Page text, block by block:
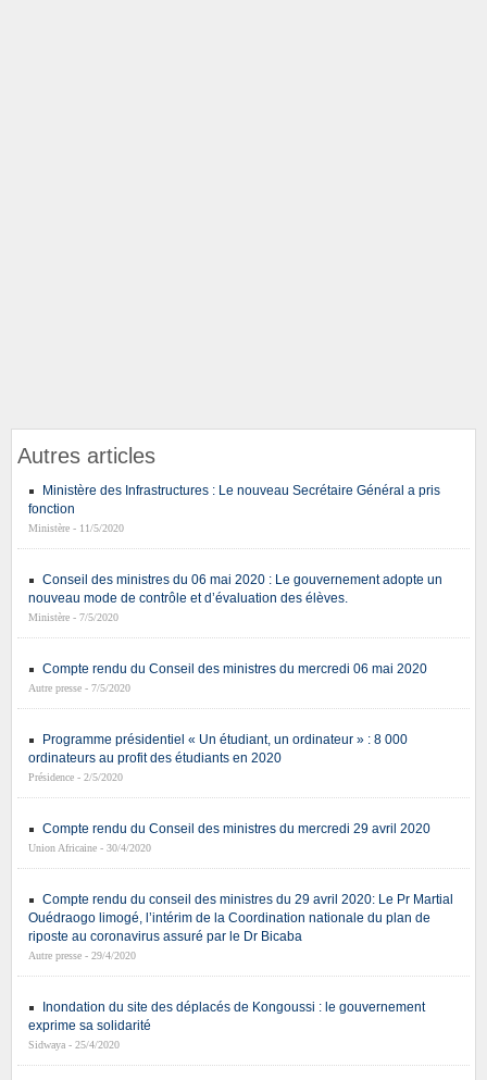
Autres articles
Ministère des Infrastructures : Le nouveau Secrétaire Général a pris
fonction
Ministère - 11/5/2020
Conseil des ministres du 06 mai 2020 : Le gouvernement adopte un
nouveau mode de contrôle et d’évaluation des élèves.
Ministère - 7/5/2020
Compte rendu du Conseil des ministres du mercredi 06 mai 2020
Autre presse - 7/5/2020
Programme présidentiel « Un étudiant, un ordinateur » : 8 000
ordinateurs au profit des étudiants en 2020
Présidence - 2/5/2020
Compte rendu du Conseil des ministres du mercredi 29 avril 2020
Union Africaine - 30/4/2020
Compte rendu du conseil des ministres du 29 avril 2020: Le Pr Martial
Ouédraogo limogé, l’intérim de la Coordination nationale du plan de
riposte au coronavirus assuré par le Dr Bicaba
Autre presse - 29/4/2020
Inondation du site des déplacés de Kongoussi : le gouvernement
exprime sa solidarité
Sidwaya - 25/4/2020